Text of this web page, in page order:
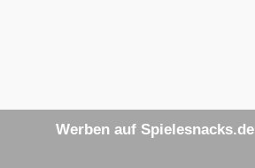
Werben auf Spielesnacks.de